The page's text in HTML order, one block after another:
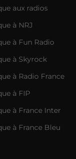
aux radios
à NRJ
à Fun Radio
à Skyrock
à Radio France
à FIP
à France Inter
à France Bleu